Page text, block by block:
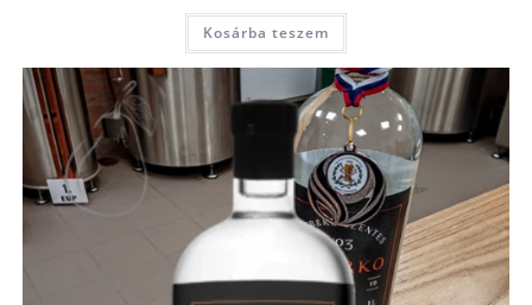
Kosárba teszem